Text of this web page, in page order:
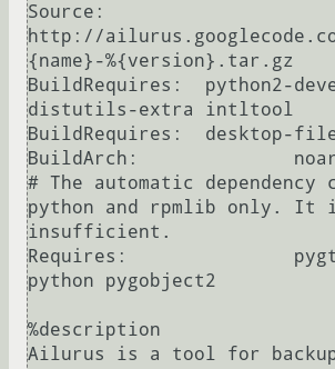
Source:
http://
{name}-%{version}.tar.gz
BuildRequires:	python2-devel python-
distutils-extra intltool
BuildRequires:	desktop-file-utils
BuildArch:		noarch
# The automatic
python and rpmlib only. It
insufficient.
Requires:		pygtk2 vte rpm-
python pygobject2
%description
Ailurus is a tool for